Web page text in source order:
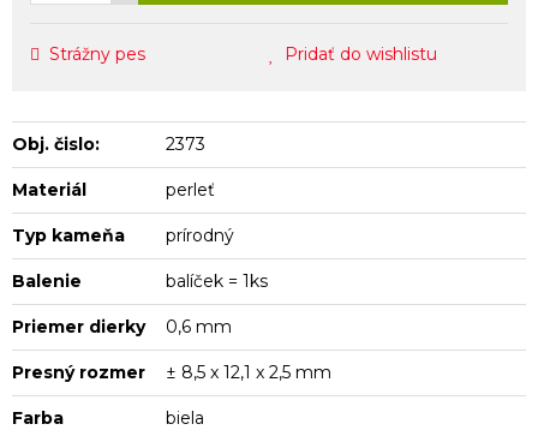
Strážny pes Pridať do wishlistu
Obj. čislo: 2373
Materiál perleť
Typ kameňa prírodný
Balenie balíček = 1ks
Priemer dierky 0,6 mm
Presný rozmer ± 8,5 x 12,1 x 2,5 mm
Farba biela